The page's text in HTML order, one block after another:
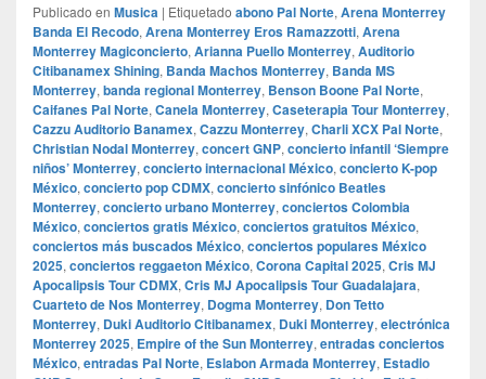
Publicado en Musica | Etiquetado abono Pal Norte, Arena Monterrey
Banda El Recodo, Arena Monterrey Eros Ramazzotti, Arena
Monterrey Magiconcierto, Arianna Puello Monterrey, Auditorio
Citibanamex Shining, Banda Machos Monterrey, Banda MS
Monterrey, banda regional Monterrey, Benson Boone Pal Norte,
Caifanes Pal Norte, Canela Monterrey, Caseterapia Tour Monterrey,
Cazzu Auditorio Banamex, Cazzu Monterrey, Charli XCX Pal Norte,
Christian Nodal Monterrey, concert GNP, concierto infantil ‘Siempre
niños’ Monterrey, concierto internacional México, concierto K-pop
México, concierto pop CDMX, concierto sinfónico Beatles
Monterrey, concierto urbano Monterrey, conciertos Colombia
México, conciertos gratis México, conciertos gratuitos México,
conciertos más buscados México, conciertos populares México
2025, conciertos reggaeton México, Corona Capital 2025, Cris MJ
Apocalipsis Tour CDMX, Cris MJ Apocalipsis Tour Guadalajara,
Cuarteto de Nos Monterrey, Dogma Monterrey, Don Tetto
Monterrey, Duki Auditorio Citibanamex, Duki Monterrey, electrónica
Monterrey 2025, Empire of the Sun Monterrey, entradas conciertos
México, entradas Pal Norte, Eslabon Armada Monterrey, Estadio